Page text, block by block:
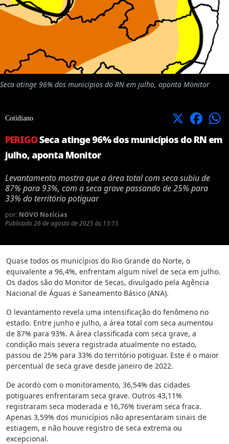
Seca atinge 96% dos municípios do RN em julho, aponta Monitor
Cotidiano X Facebook
PERIGOSeca atinge 96% dos municípios do RN em
julho, aponta Monitor
Levantamento mostra que a área total com seca subiu de
87% para 93%, com a seca grave passando de 25% para
33% do território potiguar
por: NOVO Notícias
Publicado 26 de agosto de 2025 às 13:15
Quase todos os municípios do Rio Grande do Norte, o
equivalente a 96,4%, enfrentam algum nível de seca em julho.
Os dados são do Monitor de Secas, divulgado pela Agência
Nacional de Águas e Saneamento Básico (ANA).
O levantamento revela uma intensificação do fenômeno no
estado. Entre junho e julho, a área total com seca aumentou
de 87% para 93%. A área classificada com seca grave, a
condição mais severa registrada atualmente no estado,
passou de 25% para 33% do território potiguar. Este é o maior
percentual de seca grave desde janeiro de 2022.
De acordo com o monitoramento, 36,54% das cidades
potiguares enfrentaram seca grave. Outros 43,11%
registraram seca moderada e 16,76% tiveram seca fraca.
Apenas 3,59% dos municípios não apresentaram sinais de
estiagem, e não houve registro de seca extrema ou
excepcional.